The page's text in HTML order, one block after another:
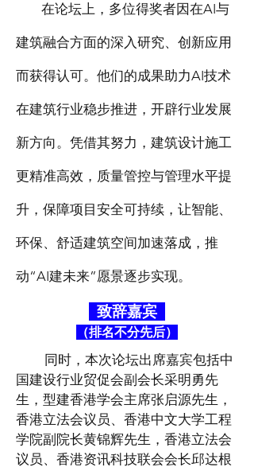
在论坛上，多位得奖者因在AI与
建筑融合方面的深入研究、创新应用
而获得认可。他们的成果助力AI技术
在建筑行业稳步推进，开辟行业发展
新方向。凭借其努力，建筑设计施工
更精准高效，质量管控与管理水平提
升，保障项目安全可持续，让智能、
环保、舒适建筑空间加速落成，推
动“AI建未来”愿景逐步实现。
致辞嘉宾
（排名不分先后）
同时，本次论坛出席嘉宾包括中
国建设行业贸促会副会长采明勇先
生，型建香港学会主席张启源先生，
香港立法会议员、香港中文大学工程
学院副院长黄锦辉先生，香港立法会
议员、香港资讯科技联会会长邱达根